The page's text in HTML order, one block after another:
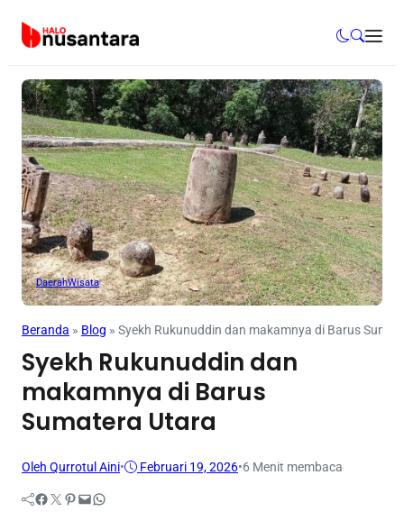
DaerahWisata
Beranda » Blog » Syekh Rukunuddin dan makamnya di Barus
Syekh Rukunuddin dan
makamnya di Barus
Sumatera Utara
Oleh Qurrotul Aini• Februari 19, 2026•6 Menit membaca
Facebook Twitter Pinterest Mail WhatsApp